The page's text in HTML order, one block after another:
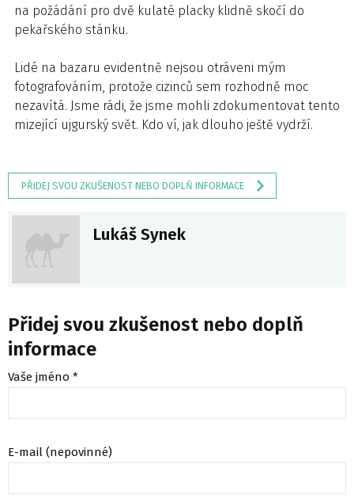
na požádání pro dvě kulaté placky klidně skočí do
pekařského stánku.
Lidé na bazaru evidentně nejsou otráveni mým
fotografováním, protože cizinců sem rozhodně moc
nezavítá. Jsme rádi, že jsme mohli zdokumentovat tento
mizející ujgurský svět. Kdo ví, jak dlouho ještě vydrží.
PŘIDEJ SVOU ZKUŠENOST NEBO DOPLŇ INFORMACE
Lukáš Synek
Přidej svou zkušenost nebo doplň
informace
Vaše jméno *
E-mail (nepovinné)